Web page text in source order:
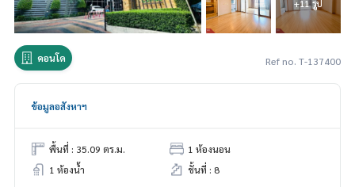
+11 รูป
คอนโด Ref no. T-137400
ข้อมูลอสังหาฯ
พื้นที่ : 35.09 ตร.ม.
1 ห้องนอน
1 ห้องน้ำ
ชั้นที่ : 8